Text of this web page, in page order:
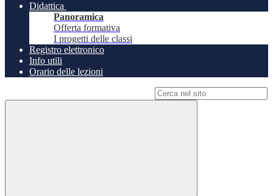
Didattica
Panoramica
Offerta formativa
I progetti delle classi
Registro elettronico
Info utili
Orario delle lezioni